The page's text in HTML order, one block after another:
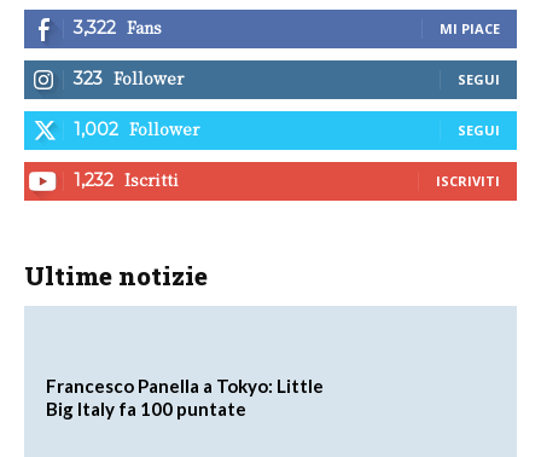
3,322 Fans MI PIACE
323 Follower SEGUI
1,002 Follower SEGUI
1,232 Iscritti ISCRIVITI
Ultime notizie
Francesco Panella a Tokyo: Little
Big Italy fa 100 puntate